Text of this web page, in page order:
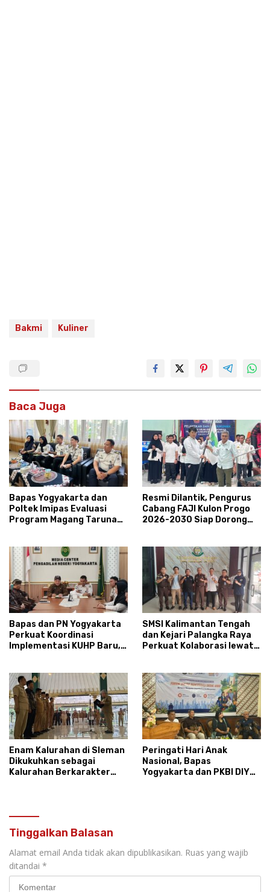
Bakmi Kuliner
Baca Juga
Bapas Yogyakarta dan
Poltek Imipas Evaluasi
Program Magang Taruna
Resmi Dilantik, Pengurus
Cabang FAJI Kulon Progo
2026-2030 Siap Dorong
Bapas dan PN Yogyakarta
Perkuat Koordinasi
Implementasi KUHP Baru,
SMSI Kalimantan Tengah
dan Kejari Palangka Raya
Perkuat Kolaborasi lewat
Enam Kalurahan di Sleman
Dikukuhkan sebagai
Kalurahan Berkarakter
Peringati Hari Anak
Nasional, Bapas
Yogyakarta dan PKBI DIY
Tinggalkan Balasan
Alamat email Anda tidak akan dipublikasikan. Ruas yang wajib
ditandai *